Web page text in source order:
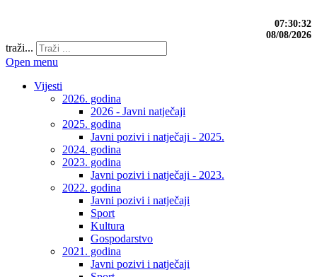
07:30:33
08/08/2026
traži...
Open menu
Vijesti
2026. godina
2026 - Javni natječaji
2025. godina
Javni pozivi i natječaji - 2025.
2024. godina
2023. godina
Javni pozivi i natječaji - 2023.
2022. godina
Javni pozivi i natječaji
Sport
Kultura
Gospodarstvo
2021. godina
Javni pozivi i natječaji